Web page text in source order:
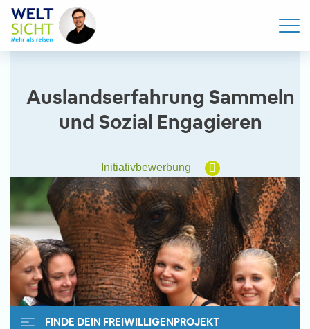
Auslandserfahrung Sammeln
und Sozial Engagieren
Initiativbewerbung
FINDE DEIN FREIWILLIGENPROJEKT